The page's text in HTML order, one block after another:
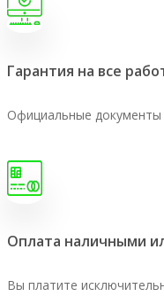
Гарантия на все
Официальные документы
Оплата наличными
Вы платите